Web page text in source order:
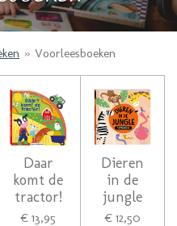
» Voorleesboeken
Daar
komt de
tractor!
€ 13,95
Dieren
in de
jungle
€ 12,50